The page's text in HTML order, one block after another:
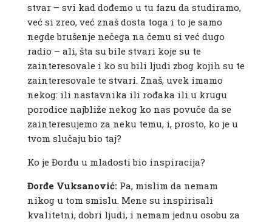
stvar – svi kad dođemo u tu fazu da studiramo,
već si zreo, već znaš dosta toga i to je samo
negde brušenje nečega na čemu si već dugo
radio – ali, šta su bile stvari koje su te
zainteresovale i ko su bili ljudi zbog kojih su te
zainteresovale te stvari. Znaš, uvek imamo
nekog: ili nastavnika ili rođaka ili u krugu
porodice najbliže nekog ko nas povuče da se
zainteresujemo za neku temu, i, prosto, ko je u
tvom slučaju bio taj?
Ko je Đorđu u mladosti bio inspiracija?
Đorđe Vuksanović:Pa, mislim da nemam
nikog u tom smislu. Mene su inspirisali
kvalitetni, dobri ljudi, i nemam jednu osobu za